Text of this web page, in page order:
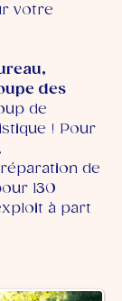
votre
des
de
! Pour
de
130
à part